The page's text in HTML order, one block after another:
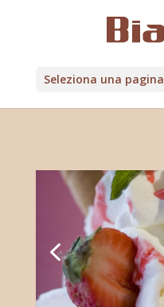
Seleziona una pagina